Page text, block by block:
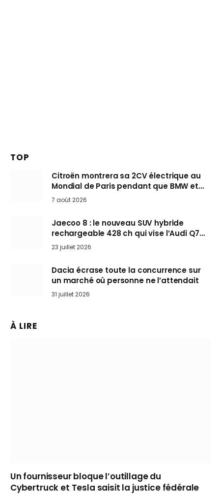
TOP
Citroën montrera sa 2CV électrique au
Mondial de Paris pendant que BMW et
Mini désertent le salon
7 août 2026
Jaecoo 8 : le nouveau SUV hybride
rechargeable 428 ch qui vise l’Audi Q7
arrive en Europe cet automne
23 juillet 2026
Dacia écrase toute la concurrence sur
un marché où personne ne l’attendait
31 juillet 2026
À LIRE
Un fournisseur bloque l’outillage du
Cybertruck et Tesla saisit la justice fédérale